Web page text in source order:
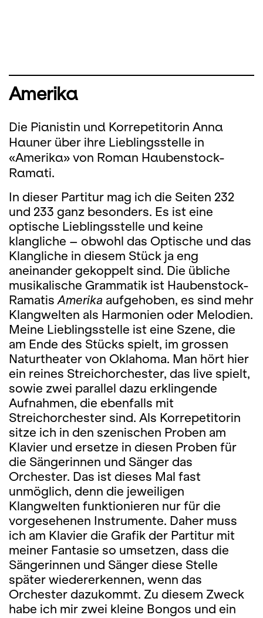
Amerika
Die Pianistin und Korrepetitorin Anna
Hauner über ihre Lieblingsstelle in
«Amerika» von Roman Haubenstock-
Ramati.
In dieser Partitur mag ich die Seiten 232
und 233 ganz besonders. Es ist eine
optische Lieblingsstelle und keine
klangliche – obwohl das Optische und das
Klangliche in diesem Stück ja eng
aneinander gekoppelt sind. Die übliche
musikalische Grammatik ist Haubenstock-
Ramatis Amerika aufgehoben, es sind mehr
Klangwelten als Harmonien oder Melodien.
Meine Lieblingsstelle ist eine Szene, die
am Ende des Stücks spielt, im grossen
Naturtheater von Oklahoma. Man hört hier
ein reines Streichorchester, das live spielt,
sowie zwei parallel dazu erklingende
Aufnahmen, die ebenfalls mit
Streichorchester sind. Als Korrepetitorin
sitze ich in den szenischen Proben am
Klavier und ersetze in diesen Proben für
die Sängerinnen und Sänger das
Orchester. Das ist dieses Mal fast
unmöglich, denn die jeweiligen
Klangwelten funktionieren nur für die
vorgesehenen Instrumente. Daher muss
ich am Klavier die Grafik der Partitur mit
meiner Fantasie so umsetzen, dass die
Sängerinnen und Sänger diese Stelle
später wiedererkennen, wenn das
Orchester dazukommt. Zu diesem Zweck
habe ich mir zwei kleine Bongos und ein